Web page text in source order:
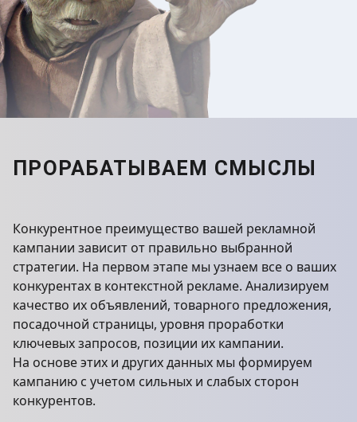
ПРОРАБАТЫВАЕМ СМЫСЛЫ
Конкурентное преимущество вашей рекламной
кампании зависит от правильно выбранной
стратегии. На первом этапе мы узнаем все о ваших
конкурентах в контекстной рекламе. Анализируем
качество их объявлений, товарного предложения,
посадочной страницы, уровня проработки
ключевых запросов, позиции их кампании.
На основе этих и других данных мы формируем
кампанию с учетом сильных и слабых сторон
конкурентов.